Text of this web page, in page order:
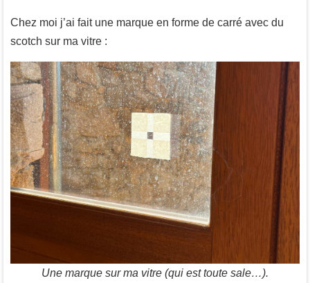
Chez moi j’ai fait une marque en forme de carré avec du
scotch sur ma vitre :
Une marque sur ma vitre (qui est toute sale…).